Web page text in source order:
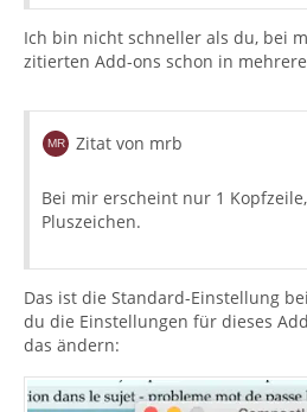
Ich bin nicht schneller als du, bei
zitierten Add-ons schon in
Zitat von mrb
Bei mir erscheint nur 1
Pluszeichen.
Das ist die Standard-Einstellung
du die Einstellungen für dieses
das ändern: